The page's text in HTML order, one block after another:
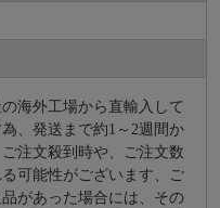
海外工場から直輸入して
、発送まで約1～2週間か
注文殺到時や、ご注文数
可能性がございます、ご
があった場合には、その